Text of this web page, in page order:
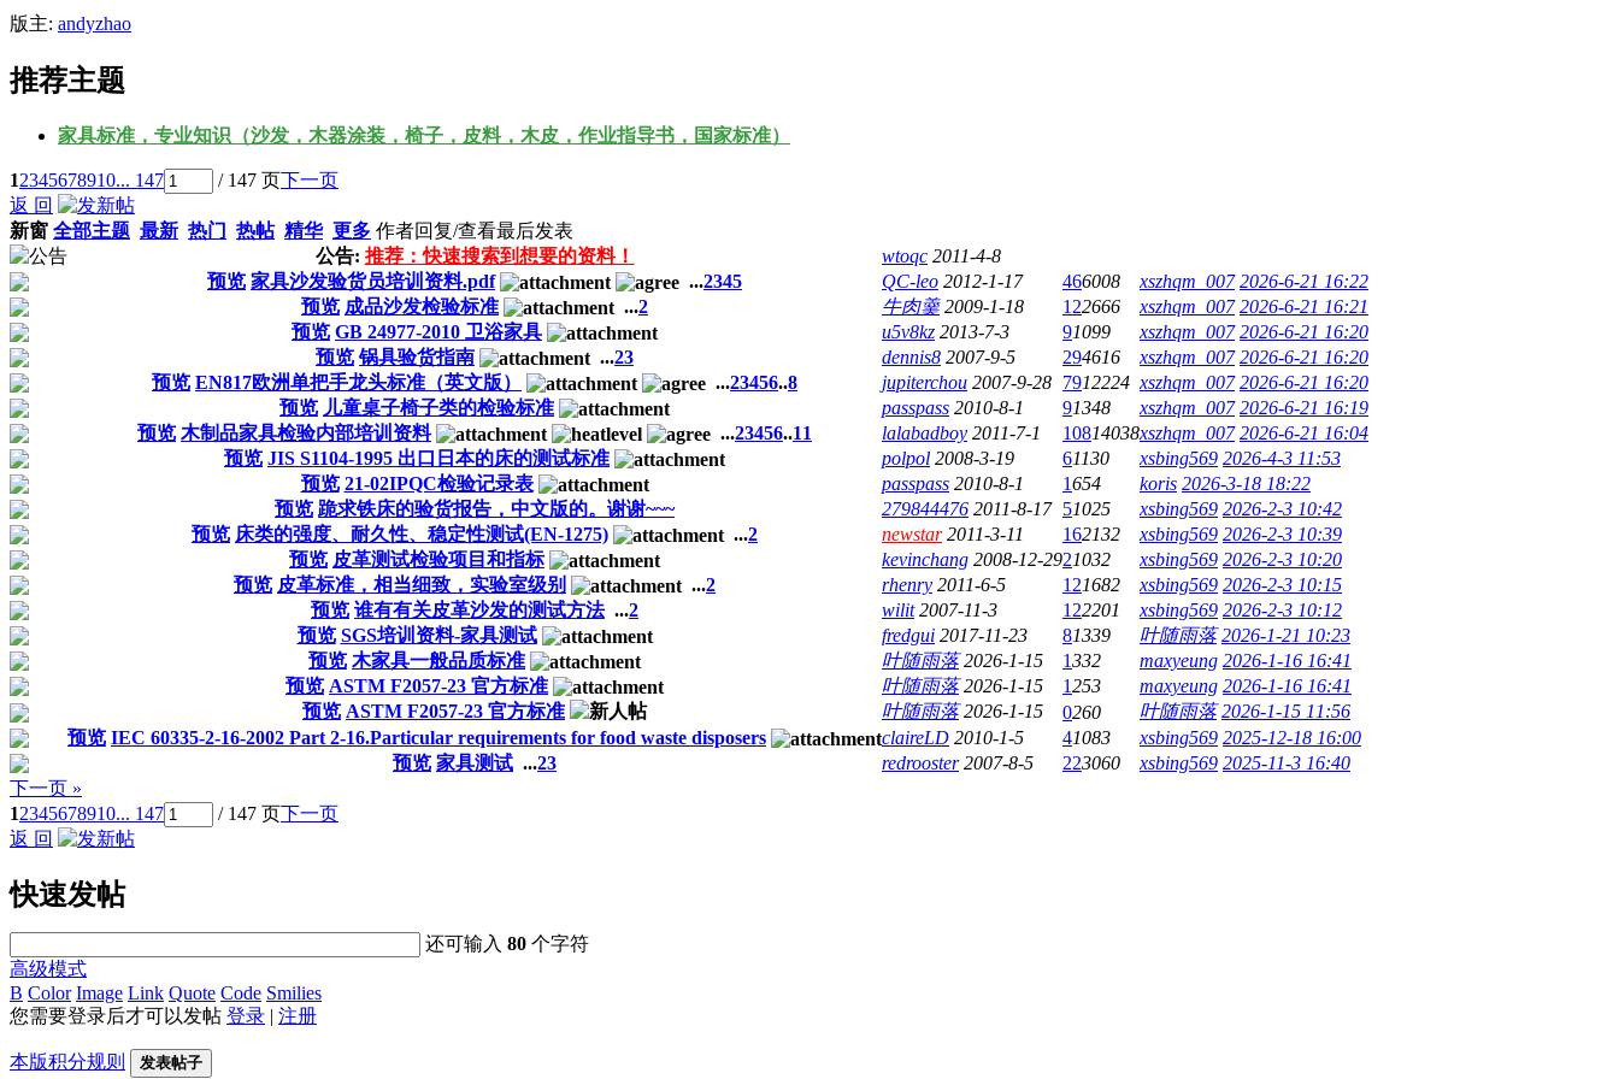
版主: andyzhao
推荐主题
家具标准，专业知识（沙发，木器涂装，椅子，皮料，木皮，作业指导书，国家标准）
12345678910... 147 / 147 页下一页
返 回
新窗 全部主题 最新 热门 热帖 精华 更多 作者回复/查看最后发表
公告: 推荐：快速搜索到想要的资料！ wtoqc 2011-4-8
预览 家具沙发验货员培训资料.pdf ...2345 QC-leo 2012-1-17 466008 xszhqm_007 2026-6-21 16:22
预览 成品沙发检验标准 ...2 牛肉羹 2009-1-18 122666 xszhqm_007 2026-6-21 16:21
预览 GB 24977-2010 卫浴家具 u5v8kz 2013-7-3 91099 xszhqm_007 2026-6-21 16:20
预览 锅具验货指南 ...23 dennis8 2007-9-5 294616 xszhqm_007 2026-6-21 16:20
预览 EN817欧洲单把手龙头标准（英文版） ...23456..8 jupiterchou 2007-9-28 7912224 xszhqm_007 2026-6-21 16:20
预览 儿童桌子椅子类的检验标准 passpass 2010-8-1 91348 xszhqm_007 2026-6-21 16:19
预览 木制品家具检验内部培训资料 ...23456..11 lalabadboy 2011-7-1 10814038xszhqm_007 2026-6-21 16:04
预览 JIS S1104-1995 出口日本的床的测试标准 polpol 2008-3-19 61130 xsbing569 2026-4-3 11:53
预览 21-02IPQC检验记录表 passpass 2010-8-1 1654 koris 2026-3-18 18:22
预览 跪求铁床的验货报告，中文版的。谢谢~~~ 279844476 2011-8-17 51025 xsbing569 2026-2-3 10:42
预览 床类的强度、耐久性、稳定性测试(EN-1275) ...2 newstar 2011-3-11 162132 xsbing569 2026-2-3 10:39
预览 皮革测试检验项目和指标 kevinchang 2008-12-2921032 xsbing569 2026-2-3 10:20
预览 皮革标准，相当细致，实验室级别 ...2 rhenry 2011-6-5 121682 xsbing569 2026-2-3 10:15
预览 谁有有关皮革沙发的测试方法 ...2 wilit 2007-11-3 122201 xsbing569 2026-2-3 10:12
预览 SGS培训资料-家具测试 fredgui 2017-11-23 81339 叶随雨落 2026-1-21 10:23
预览 木家具一般品质标准 叶随雨落 2026-1-15 1332 maxyeung 2026-1-16 16:41
预览 ASTM F2057-23 官方标准 叶随雨落 2026-1-15 1253 maxyeung 2026-1-16 16:41
预览 ASTM F2057-23 官方标准 叶随雨落 2026-1-15 0260 叶随雨落 2026-1-15 11:56
预览 IEC 60335-2-16-2002 Part 2-16.Particular requirements for food waste disposers claireLD 2010-1-5 41083 xsbing569 2025-12-18 16:00
预览 家具测试 ...23 redrooster 2007-8-5 223060 xsbing569 2025-11-3 16:40
下一页 »
12345678910... 147 / 147 页下一页
返 回
快速发帖
还可输入80 个字符
高级模式
B Color Image Link Quote Code Smilies
您需要登录后才可以发帖 登录 | 注册
本版积分规则 发表帖子